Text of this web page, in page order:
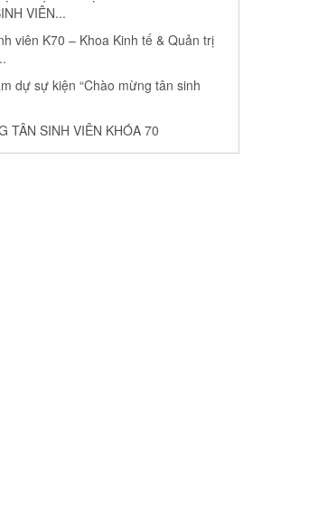
VIÊN...
viên K70 – Khoa Kinh tế & Quản trị
dự sự kiện “Chào mừng tân sinh
TÂN SINH VIÊN KHÓA 70